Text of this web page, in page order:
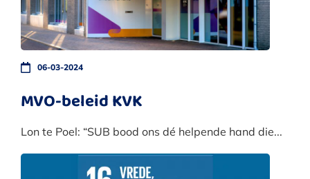
06-03-2024
MVO-beleid KVK
Lon te Poel: “SUB bood ons dé helpende hand die...